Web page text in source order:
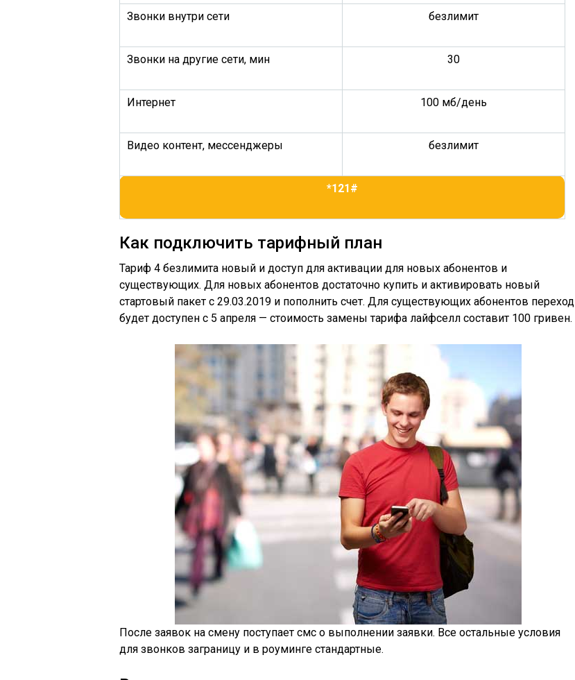
Звонки внутри сети безлимит
Звонки на другие сети, мин 30
Интернет 100 мб/день
Видео контент, мессенджеры безлимит
*121#
Как подключить тарифный план
Тариф 4 безлимита новый и доступ для активации для новых абонентов и
существующих. Для новых абонентов достаточно купить и активировать новый
стартовый пакет с 29.03.2019 и пополнить счет. Для существующих абонентов переход
будет доступен с 5 апреля — стоимость замены тарифа лайфселл составит 100 гривен.
После заявок на смену поступает смс о выполнении заявки. Все остальные условия
для звонков заграницу и в роуминге стандартные.